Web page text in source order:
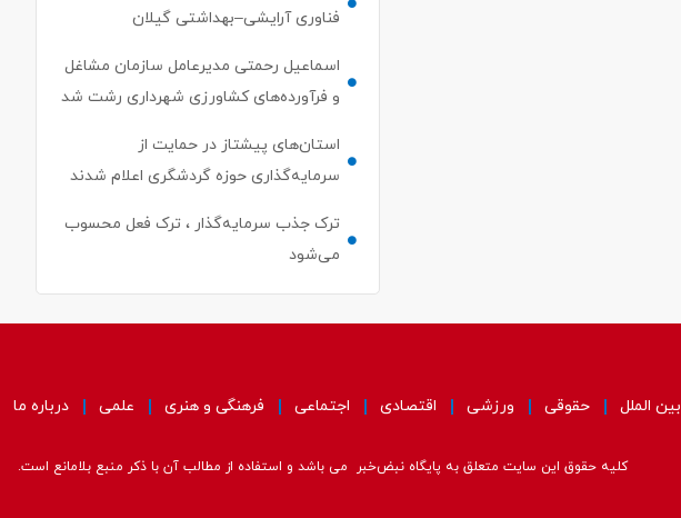
فناوری آرایشی–بهداشتی گیلان
اسماعیل رحمتی مدیرعامل سازمان مشاغل
و فرآورده‌های کشاورزی شهرداری رشت شد
استان‌های پیشتاز در حمایت از
سرمایه‌گذاری حوزه گردشگری اعلام شدند
ترک جذب سرمایه‌گذار ، ترک فعل محسوب
می‌شود
بین الملل حقوقی ورزشی اقتصادی اجتماعی فرهنگی و هنری علمی درباره ما
کلیه حقوق این سایت متعلق به پایگاه نبض‌خبر می باشد و استفاده از مطالب آن با ذکر منبع بلامانع است.